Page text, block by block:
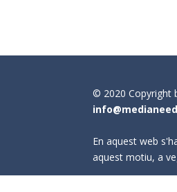
© 2020 Copyright
En aquest web
aquest motiu, a